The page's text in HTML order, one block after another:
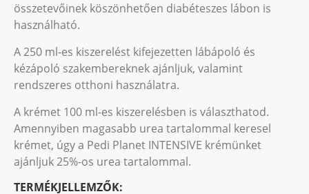
összetevőinek köszönhetően diabéteszes lábon is
használható.
A 250 ml-es kiszerelést kifejezetten lábápoló és
kézápoló szakembereknek ajánljuk, valamint
rendszeres otthoni használatra.
A krémet 100 ml-es kiszerelésben is választhatod.
Amennyiben magasabb urea tartalommal keresel
krémet, úgy a Pedi Planet INTENSIVE krémünket
ajánljuk 25%-os urea tartalommal.
TERMÉKJELLEMZŐK: